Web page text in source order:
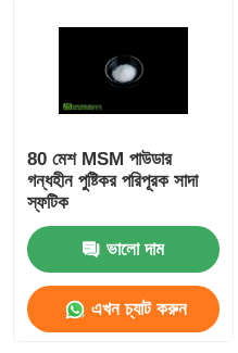
80 মেশ MSM পাউডার
গন্ধহীন পুষ্টিকর পরিপূরক সাদা
স্ফটিক
ভালো দাম
এখন চ্যাট করুন